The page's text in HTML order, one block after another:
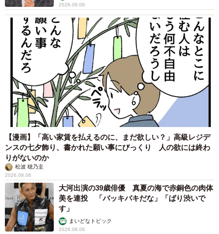
2026.08.06
【漫画】「高い家賃を払えるのに、まだ欲しい？」高級レジデ
ンスの七夕飾り、書かれた願い事にびっくり 人の欲には終わ
りがないのか
松波 穂乃圭
2026.08.06
大河出演の39歳俳優 真夏の海で赤銅色の肉体
美を連投 「バッキバキだな」「ばり渋いで
す」
まいどなトピック
2026.08.06